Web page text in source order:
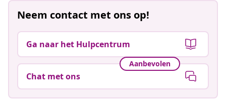
Neem contact met ons op!
Ga naar het Hulpcentrum
Aanbevolen
Chat met ons